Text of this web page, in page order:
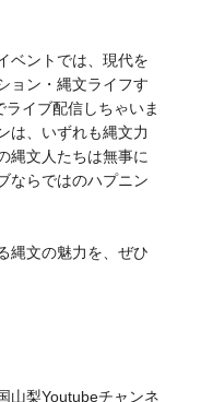
ベントでは、現代を
ョン・縄文ライフす
イブ配信しちゃいま
は、いずれも縄文力
縄文人たちは無事に
ならではのハプニン
縄文の魅力を、ぜひ
山梨Youtubeチャンネ